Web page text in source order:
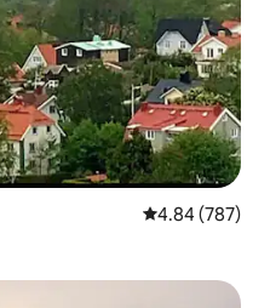
औसत रेटिंग 5 में से
4.84 (787)